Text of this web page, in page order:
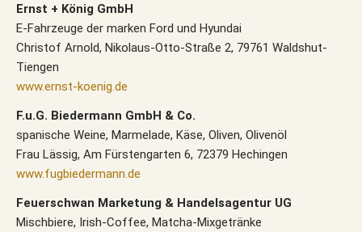
Ernst + König GmbH
E-Fahrzeuge der marken Ford und Hyundai
Christof Arnold, Nikolaus-Otto-Straße 2, 79761 Waldshut-
Tiengen
www.ernst-koenig.de
F.u.G. Biedermann GmbH & Co.
spanische Weine, Marmelade, Käse, Oliven, Olivenöl
Frau Lässig, Am Fürstengarten 6, 72379 Hechingen
www.fugbiedermann.de
Feuerschwan Marketung & Handelsagentur UG
Mischbiere, Irish-Coffee, Matcha-Mixgetränke